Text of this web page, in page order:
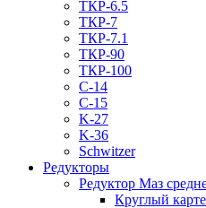
ТКР-6.5
ТКР-7
ТКР-7.1
ТКР-90
ТКР-100
C-14
C-15
K-27
K-36
Schwitzer
Редукторы
Редуктор Маз
Круглый